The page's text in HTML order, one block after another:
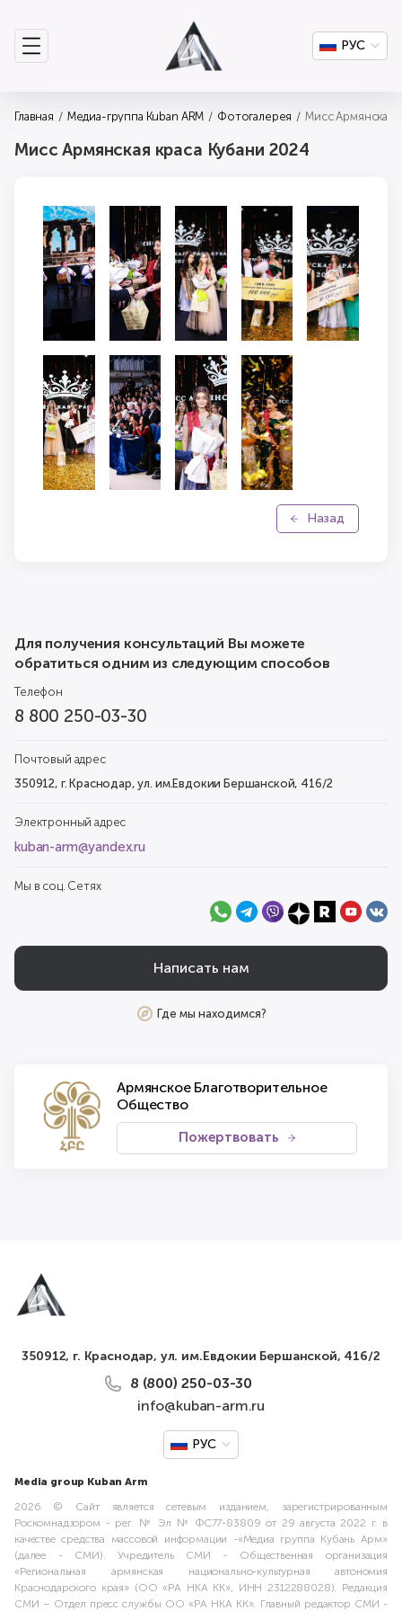
РУС
Главная Медиа-группа Kuban ARM Фотогалерея Мисс Армянская
Мисс Армянская краса Кубани 2024
Назад
Для получения консультаций Вы можете
обратиться одним из следующим способов
Телефон
8 800 250-03-30
Почтовый адрес
350912, г. Краснодар, ул. им.Евдокии Бершанской, 416/2
Электронный адрес
kuban-arm@yandex.ru
Мы в соц. Сетях
Написать нам
Где мы находимся?
Армянское Благотворительное
Общество
Пожертвовать
350912, г. Краснодар, ул. им.Евдокии Бершанской, 416/2
8 (800) 250-03-30
info@kuban-arm.ru
РУС
Media group Kuban Arm
2026 © Сайт является сетевым изданием, зарегистрированным
Роскомнадзором - рег. № Эл № ФС77-83809 от 29 августа 2022 г. в
качестве средства массовой информации -«Медиа группа Кубань Арм»
(далее - СМИ). Учредитель СМИ - Общественная организация
«Региональная армянская национально-культурная автономия
Краснодарского края» (ОО «РА НКА КК», ИНН 2312288028). Редакция
СМИ – Отдел пресс службы ОО «РА НКА КК». Главный редактор СМИ -